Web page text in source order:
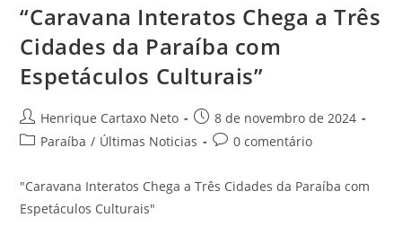
“Caravana Interatos Chega a Três
Cidades da Paraíba com
Espetáculos Culturais”
Henrique Cartaxo Neto
8 de novembro de 2024
Paraíba / Últimas Noticias 0 comentário
"Caravana Interatos Chega a Três Cidades da Paraíba com
Espetáculos Culturais"